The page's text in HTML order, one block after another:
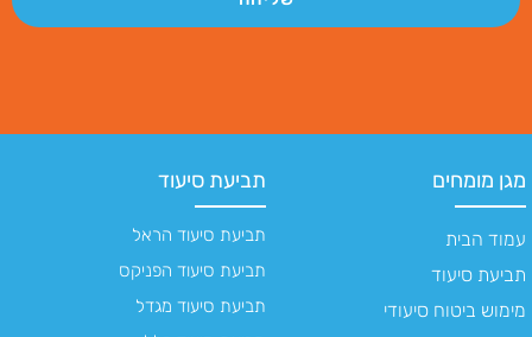
מגן מומחים
עמוד הבית
תביעת סיעוד
מימוש ביטוח סיעודי
תביעת סיעוד
תביעת סיעוד הראל
תביעת סיעוד הפניקס
תביעת סיעוד מגדל